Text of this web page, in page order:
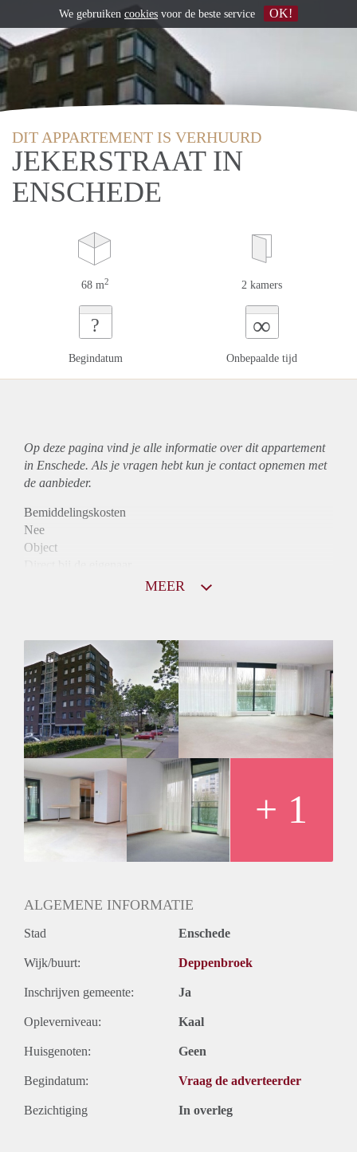
DIT APPARTEMENT IS VERHUURD
JEKERSTRAAT IN
ENSCHEDE
68 m2 2 kamers
?
Begindatum
∞
Onbepaalde tijd
Op deze pagina vind je alle informatie over ditappartement
in Enschede. Als je vragen hebt kun je contact opnemen met
de aanbieder.
Bemiddelingskosten
Nee
Object
Huurtoeslag
Mogelijk
Inkomen eis
N.V.T.
Huurtermijn
Onbepaalde termijn
Oplevering
Kaal
MEER
+ 1
ALGEMENE INFORMATIE
Stad Enschede
Wijk/buurt: Deppenbroek
Inschrijven gemeente: Ja
Opleverniveau: Kaal
Huisgenoten: Geen
Begindatum: Vraag de adverteerder
Bezichtiging In overleg
We gebruiken cookies voor de beste service OK!